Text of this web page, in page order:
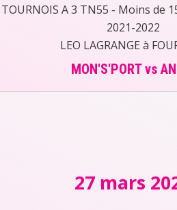
TOURNOIS A 3 TN55 - Moins de
2021-2022
LEO LAGRANGE à
MON'S'PORT vs
27 mars